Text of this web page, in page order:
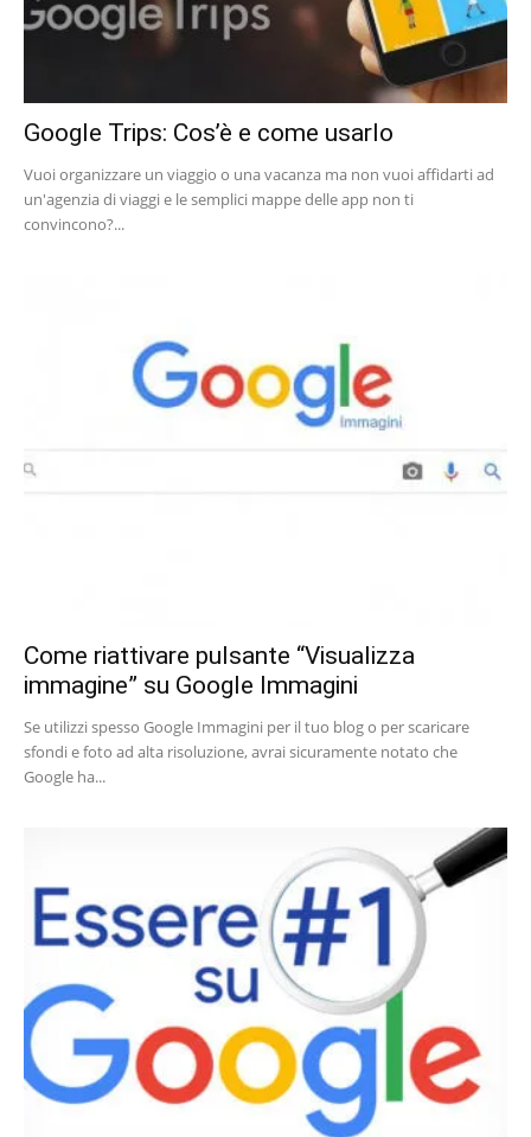
Google Trips: Cos’è e come usarlo
Vuoi organizzare un viaggio o una vacanza ma non vuoi affidarti ad
un'agenzia di viaggi e le semplici mappe delle app non ti
convincono?...
Come riattivare pulsante “Visualizza
immagine” su Google Immagini
Se utilizzi spesso Google Immagini per il tuo blog o per scaricare
sfondi e foto ad alta risoluzione, avrai sicuramente notato che
Google ha...